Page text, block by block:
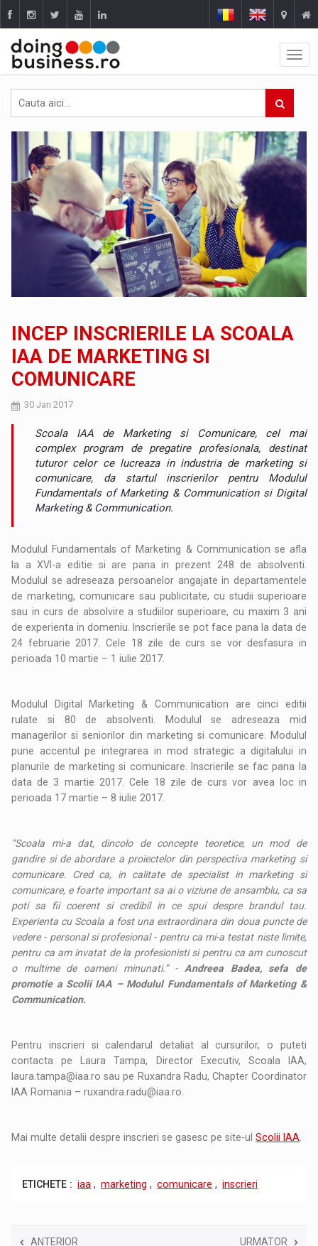
INCEP INSCRIERILE LA SCOALA
IAA DE MARKETING SI
COMUNICARE
30 Jan 2017
Scoala IAA de Marketing si Comunicare, cel mai
complex program de pregatire profesionala, destinat
tuturor celor ce lucreaza in industria de marketing si
comunicare, da startul inscrierilor pentru Modulul
Fundamentals of Marketing & Communication si Digital
Marketing & Communication.
Modulul Fundamentals of Marketing & Communication se afla
la a XVI-a editie si are pana in prezent 248 de absolventi.
Modulul se adreseaza persoanelor angajate in departamentele
de marketing, comunicare sau publicitate, cu studii superioare
sau in curs de absolvire a studiilor superioare, cu maxim 3 ani
de experienta in domeniu. Inscrierile se pot face pana la data de
24 februarie 2017. Cele 18 zile de curs se vor desfasura in
perioada 10 martie – 1 iulie 2017.
Modulul Digital Marketing & Communication are cinci editii
rulate si 80 de absolventi. Modulul se adreseaza mid
managerilor si seniorilor din marketing si comunicare. Modulul
pune accentul pe integrarea in mod strategic a digitalului in
planurile de marketing si comunicare. Inscrierile se fac pana la
data de 3 martie 2017. Cele 18 zile de curs vor avea loc in
perioada 17 martie – 8 iulie 2017.
“Scoala mi-a dat, dincolo de concepte teoretice, un mod de
gandire si de abordare a proiectelor din perspectiva marketing si
comunicare. Cred ca, in calitate de specialist in marketing si
comunicare, e foarte important sa ai o viziune de ansamblu, ca sa
poti sa fii coerent si credibil in ce spui despre brandul tau.
Experienta cu Scoala a fost una extraordinara din doua puncte de
vedere - personal si profesional - pentru ca mi-a testat niste limite,
pentru ca am invatat de la profesionisti si pentru ca am cunoscut
o multime de oameni minunati.” - Andreea Badea, sefa de
promotie a Scolii IAA – Modulul Fundamentals of Marketing &
Communication.
Pentru inscrieri si calendarul detaliat al cursurilor, o puteti
contacta pe Laura Tampa, Director Executiv, Scoala IAA,
laura.tampa@iaa.ro sau pe Ruxandra Radu, Chapter Coordinator
IAA Romania – ruxandra.radu@iaa.ro.
Mai multe detalii despre inscrieri se gasesc pe site-ulScolii IAA.
ETICHETE : iaa , marketing , comunicare , inscrieri
ANTERIOR URMATOR